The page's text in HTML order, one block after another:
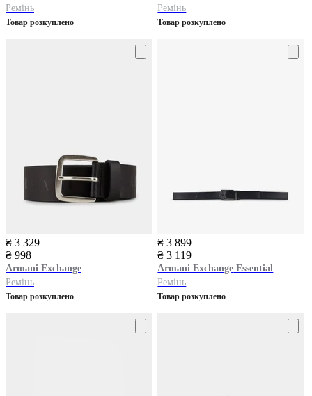
Ремінь
Товар розкуплено
Ремінь
Товар розкуплено
₴ 3 329
₴ 998
Armani Exchange
Ремінь
Товар розкуплено
₴ 3 899
₴ 3 119
Armani Exchange Essential
Ремінь
Товар розкуплено